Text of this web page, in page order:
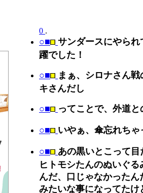
0 .
○■ サンダースにやら
躍でした！
○■ まぁ、シロナさん
キさんだし
○■ ってことで、外道
○■ いやぁ、傘忘れちゃ
○■ あの黒いとこって
ヒトモシたんのぬいぐ
んだ、口じゃなかった
みたいな事になってたけ